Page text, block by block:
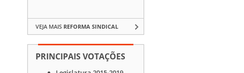
VEJA MAIS REFORMA SINDICAL
PRINCIPAIS VOTAÇÕES